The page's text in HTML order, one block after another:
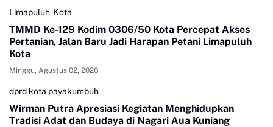
Limapuluh-Kota
TMMD Ke-129 Kodim 0306/50 Kota Percepat Akses
Pertanian, Jalan Baru Jadi Harapan Petani Limapuluh
Kota
Minggu, Agustus 02, 2026
dprd kota payakumbuh
Wirman Putra Apresiasi Kegiatan Menghidupkan
Tradisi Adat dan Budaya di Nagari Aua Kuniang